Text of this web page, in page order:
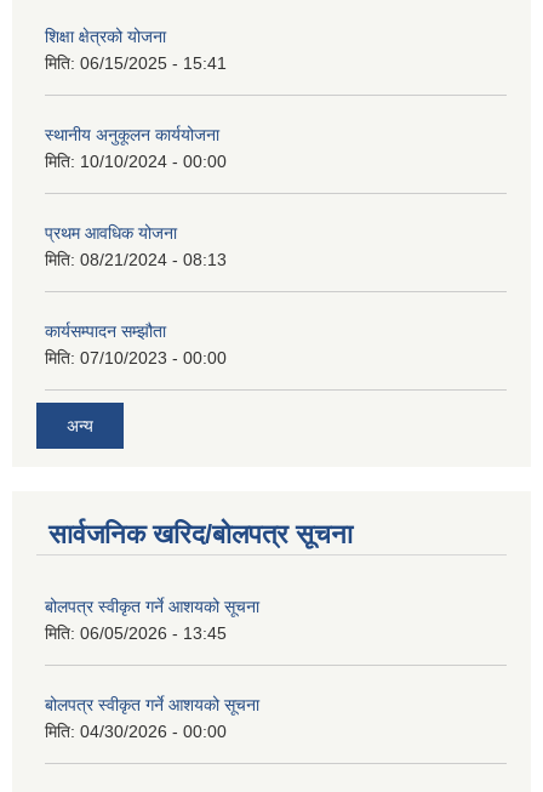
शिक्षा क्षेत्रको योजना
मिति: 06/15/2025 - 15:41
स्थानीय अनुकूलन कार्ययोजना
मिति: 10/10/2024 - 00:00
प्रथम आवधिक योजना
मिति: 08/21/2024 - 08:13
कार्यसम्पादन सम्झौता
मिति: 07/10/2023 - 00:00
अन्य
सार्वजनिक खरिद/बोलपत्र सूचना
बोलपत्र स्वीकृत गर्ने आशयको सूचना
मिति: 06/05/2026 - 13:45
बोलपत्र स्वीकृत गर्ने आशयको सूचना
मिति: 04/30/2026 - 00:00